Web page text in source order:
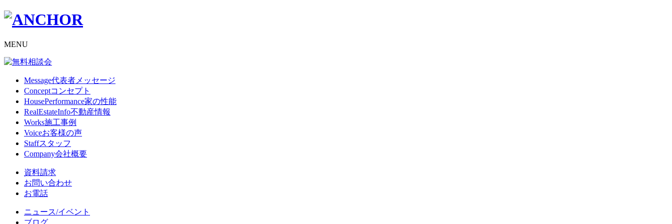
MENU
Message代表者メッセージ
Conceptコンセプト
HousePerformance家の性能
RealEstateInfo不動産情報
Works施工事例
Voiceお客様の声
Staffスタッフ
Company会社概要
資料請求
お問い合わせ
お電話
ニュース/イベント
ブログ